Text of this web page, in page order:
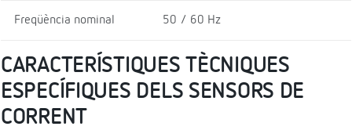
Freqüència nominal 50 / 60 Hz
CARACTERÍSTIQUES TÈCNIQUES
ESPECÍFIQUES DELS SENSORS DE
CORRENT